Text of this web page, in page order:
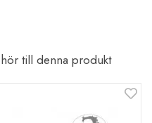
till denna produkt